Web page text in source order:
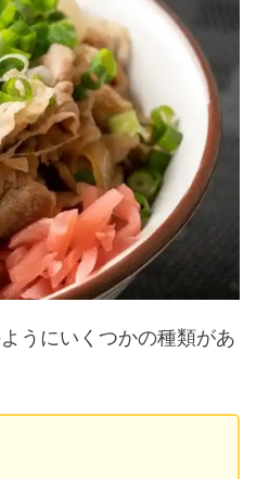
うにいくつかの種類があ